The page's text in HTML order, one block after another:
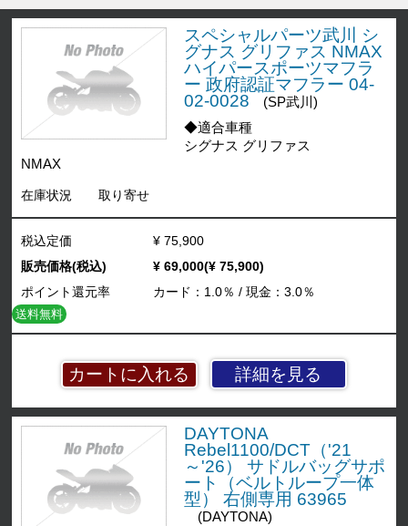
スペシャルパーツ武川 シ
グナス グリファス NMAX
ハイパースポーツマフラ
ー 政府認証マフラー 04-
02-0028
(SP武川)
◆適合車種
シグナス グリファス
NMAX
在庫状況 取り寄せ
詳細を見る
税込定価
¥ 75,900
販売価格(税込)
¥ 69,000(¥ 75,900)
ポイント還元率
カード：1.0％ / 現金：3.0％
送料無料
DAYTONA
Rebel1100/DCT（'21
～'26） サドルバッグサポ
ート（ベルトループ一体
型） 右側専用 63965
(DAYTONA)